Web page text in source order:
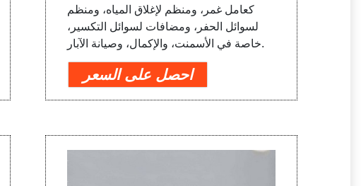
كعامل غمر، ومنظم لإغلاق المياه، ومنظم
لسوائل الحفر، ومضافات لسوائل التكسير،
خاصة في الأسمنت، والإكمال، وصيانة الآبار.
احصل على السعر